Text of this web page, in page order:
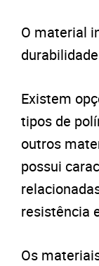
O material
Existem
tipos de
outros
possui
resistência
Os